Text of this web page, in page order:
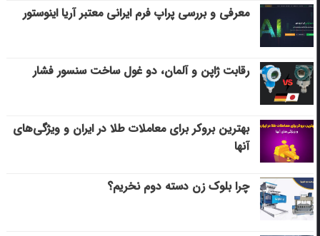
معرفی و بررسی پراپ فرم ایرانی معتبر آریا اینوستور
رقابت ژاپن و آلمان، دو غول ساخت سنسور فشار
بهترین بروکر برای معاملات طلا در ایران و ویژگی‌های
آنها
چرا بلوک زن دسته دوم نخریم؟